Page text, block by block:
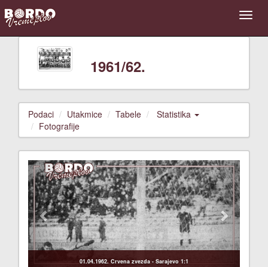
1961/62.
Podaci Utakmice Tabele
Statistika
Fotografije
01.04.1962. Crvena zvezda - Sarajevo 1:1
Previous Next